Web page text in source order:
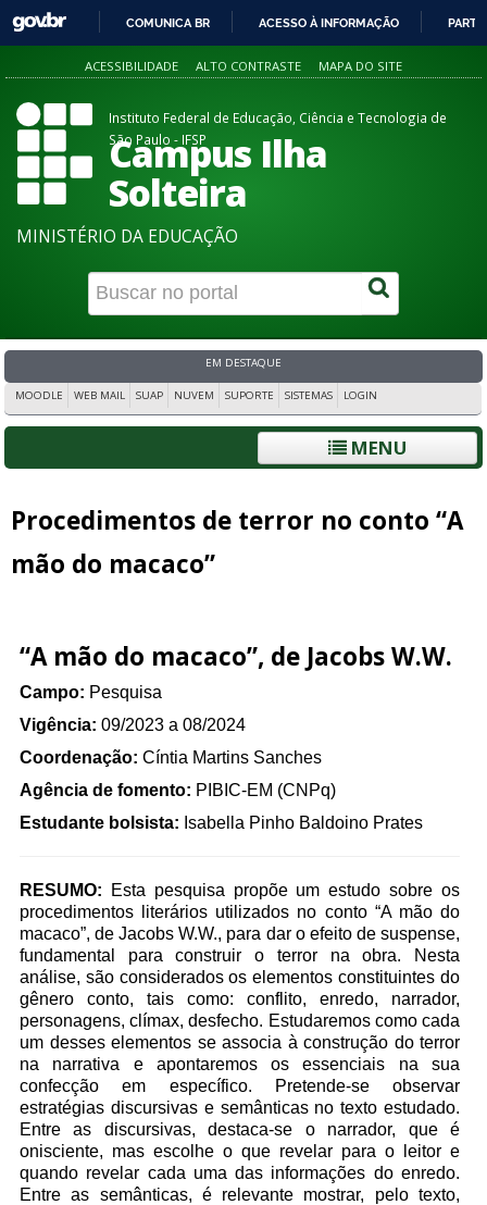
PARA
CONTEÚDO
COMUNICA BR ACESSO À INFORMAÇÃO
ACESSIBILIDADE ALTO CONTRASTE MAPA DO SITE
Instituto Federal de Educação, Ciência e Tecnologia de
São Paulo - IFSP
Campus Ilha
Solteira
MINISTÉRIO DA EDUCAÇÃO
EM DESTAQUE
MOODLE WEB MAIL SUAP NUVEM SUPORTE SISTEMAS LOGIN
MENU
Procedimentos de terror no conto “A
mão do macaco”
“A mão do macaco”, de Jacobs W.W.
Campo: Pesquisa
Vigência: 09/2023 a 08/2024
Coordenação: Cíntia Martins Sanches
Agência de fomento: PIBIC-EM (CNPq)
Estudante bolsista: Isabella Pinho Baldoino Prates
RESUMO:
Esta pesquisa propõe um estudo sobre os
procedimentos literários utilizados no conto “A mão do
macaco”, de Jacobs W.W., para dar o efeito de suspense,
fundamental para construir o terror na obra. Nesta
análise, são considerados os elementos constituintes do
gênero conto, tais como: conflito, enredo, narrador,
personagens, clímax, desfecho. Estudaremos como cada
um desses elementos se associa à construção do terror
na narrativa e apontaremos os essenciais na sua
confecção em específico. Pretende-se observar
estratégias discursivas e semânticas no texto estudado.
Entre as discursivas, destaca-se o narrador, que é
onisciente, mas escolhe o que revelar para o leitor e
quando revelar cada uma das informações do enredo.
Entre as semânticas, é relevante mostrar, pelo texto,